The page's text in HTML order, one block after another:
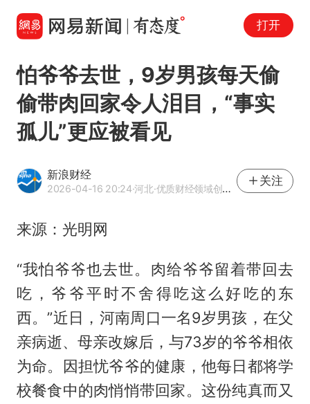
打开
怕爷爷去世，9岁男孩每天偷
偷带肉回家令人泪目，“事实
孤儿”更应被看见
新浪财经
2026-04-16 20:24·河北·优质财经领域创作者
关注
来源：光明网
“我怕爷爷也去世。肉给爷爷留着带回去
吃，爷爷平时不舍得吃这么好吃的东
西。”近日，河南周口一名9岁男孩，在父
亲病逝、母亲改嫁后，与73岁的爷爷相依
为命。因担忧爷爷的健康，他每日都将学
校餐食中的肉悄悄带回家。这份纯真而又